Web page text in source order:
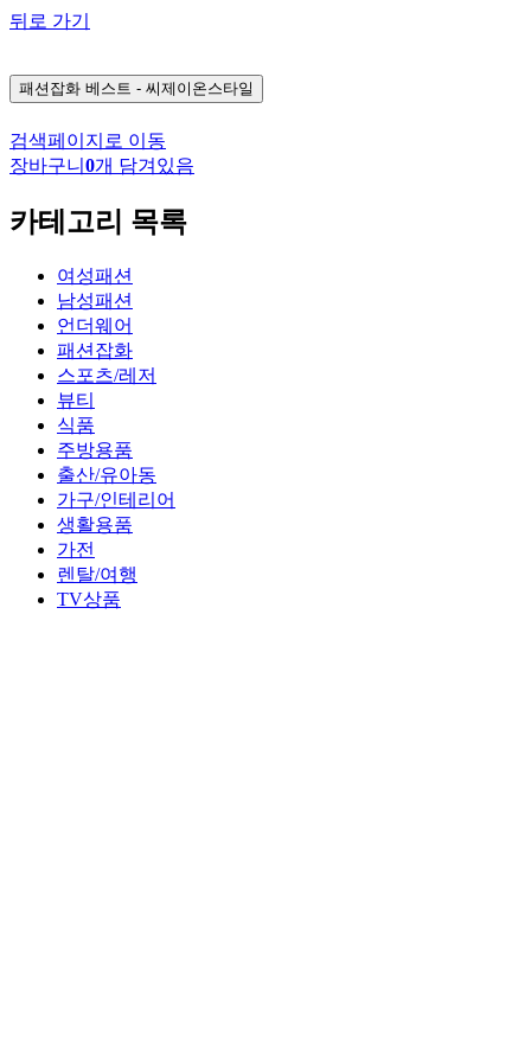
뒤로 가기
패션잡화 베스트 - 씨제이온스타일
검색페이지로 이동
장바구니 0개 담겨있음
카테고리 목록
여성패션
남성패션
언더웨어
패션잡화
스포츠/레저
뷰티
식품
주방용품
출산/유아동
가구/인테리어
생활용품
가전
렌탈/여행
TV상품